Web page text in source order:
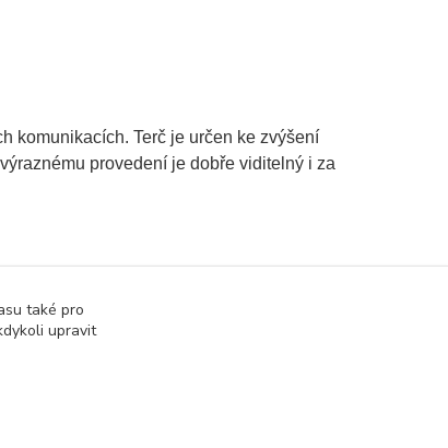
komunikacích. Terč je určen ke zvýšení
provedení je dobře viditelný i za
také pro
upravit